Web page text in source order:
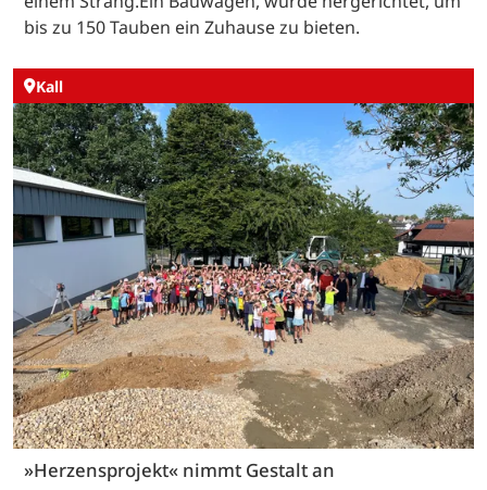
bis zu 150 Tauben ein Zuhause zu bieten.
Kall
»Herzensprojekt« nimmt Gestalt an